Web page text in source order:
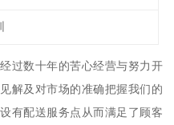
过数十年的苦心经营与努力开
解及对市场的准确把握我们的
有配送服务点从而满足了顾客